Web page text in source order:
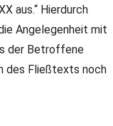
aus.“ Hierdurch
Angelegenheit mit
der Betroffene
des Fließtexts noch